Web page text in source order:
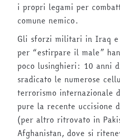
i propri legami per
comune nemico.
Gli sforzi militari in Iraq e
per “estirpare il male”
poco lusinghieri: 10 anni
sradicato le numerose
terrorismo internazionale
pure la recente uccisione
(per altro ritrovato in
Afghanistan, dove si